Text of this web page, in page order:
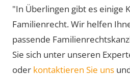
"In Überlingen gibt es einige
Familienrecht. Wir helfen
passende
Sie sich unter unseren
oder kontaktieren Sie uns